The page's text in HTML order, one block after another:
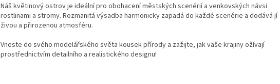
Náš květinový ostrov je ideální pro obohacení městských scenérií a venkovských návsi
rostlinami a stromy. Rozmanitá výsadba harmonicky zapadá do každé scenérie a dodává jí
živou a přirozenou atmosféru.
Vneste do svého modelářského světa kousek přírody a zažijte, jak vaše krajiny ožívají
prostřednictvím detailního a realistického designu!